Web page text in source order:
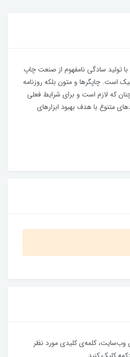
تولید سادگی نامفهوم از صنعت چاپ
است. چاپگرها و متون بلکه روزنامه
که لازم است و برای شرایط فعلی
متنوع با هدف بهبود ابزارهای
کلمه‌ی کلیدی مورد نظر